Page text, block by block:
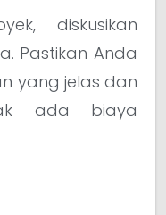
diskusikan
Pastikan Anda
yang jelas dan
ada biaya